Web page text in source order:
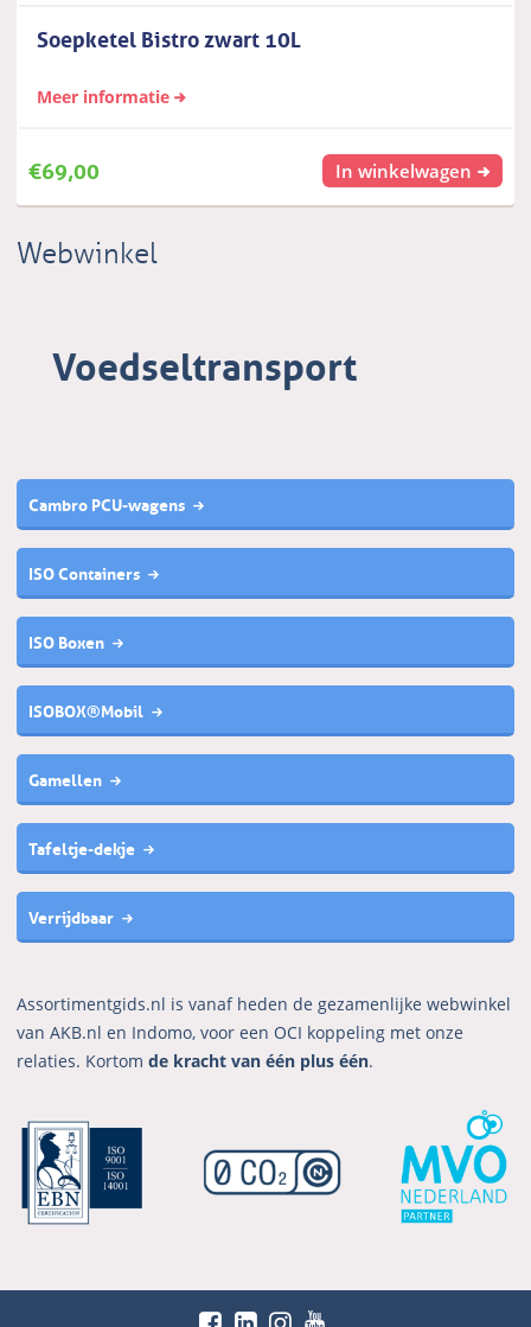
Soepketel Bistro zwart 10L
Meer informatie
€69,00 In winkelwagen
Webwinkel
Voedseltransport
Cambro PCU-wagens
ISO Containers
ISO Boxen
ISOBOX®Mobil
Gamellen
Tafeltje-dekje
Verrijdbaar
Assortimentgids.nl is vanaf heden de gezamenlijke webwinkel
van AKB.nl en Indomo, voor een OCI koppeling met onze
relaties. Kortomde kracht van één plus één.